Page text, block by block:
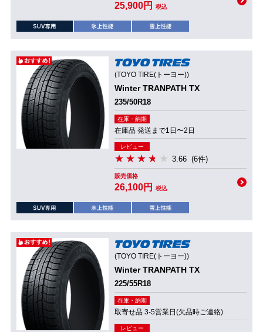
25,900円 税込
(TOYO TIRE(トーヨー))
Winter TRANPATH TX
235/50R18
在庫・納期
在庫品 発送まで1日〜2日
レビュー
3.66 (6件)
販売価格
26,100円 税込
(TOYO TIRE(トーヨー))
Winter TRANPATH TX
225/55R18
在庫・納期
取寄せ品 3-5営業日(欠品時ご連絡)
レビュー